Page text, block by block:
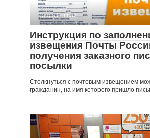
Почта России
Инструкция по
извещения Почты
получения заказного
посылки
Столкнуться с почтовым извещением
гражданин, на имя которого пришло